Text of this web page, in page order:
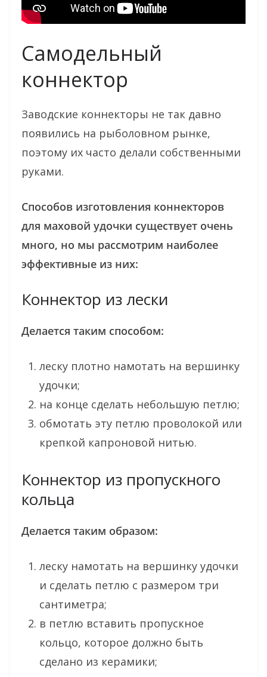
Самодельный
коннектор
Заводские коннекторы не так давно
появились на рыболовном рынке,
поэтому их часто делали собственными
руками.
Способов изготовления коннекторов
для маховой удочки существует очень
много, но мы рассмотрим наиболее
эффективные из них:
Коннектор из лески
Делается таким способом:
леску плотно намотать на вершинку
удочки;
на конце сделать небольшую петлю;
обмотать эту петлю проволокой или
крепкой капроновой нитью.
Коннектор из пропускного
кольца
Делается таким образом:
леску намотать на вершинку удочки
и сделать петлю с размером три
сантиметра;
в петлю вставить пропускное
кольцо, которое должно быть
сделано из керамики;